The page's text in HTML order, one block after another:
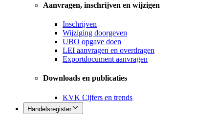
Aanvragen, inschrijven en wijzigen
Inschrijven
Wijziging doorgeven
UBO opgave doen
LEI aanvragen en overdragen
Exportdocument aanvragen
Downloads en publicaties
KVK Cijfers en trends
Handelsregister